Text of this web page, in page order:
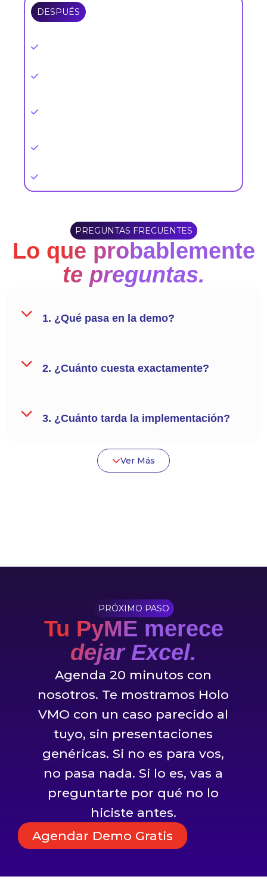
DESPUÉS
PREGUNTAS FRECUENTES
Lo que probablemente
te preguntas.
1. ¿Qué pasa en la demo?
2. ¿Cuánto cuesta exactamente?
3. ¿Cuánto tarda la implementación?
Ver Más
PRÓXIMO PASO
Tu PyME merece
dejar Excel.
Agenda 20 minutos con
nosotros. Te mostramos Holo
VMO con un caso parecido al
tuyo, sin presentaciones
genéricas. Si no es para vos,
no pasa nada. Si lo es, vas a
preguntarte por qué no lo
hiciste antes.
Agendar Demo Gratis